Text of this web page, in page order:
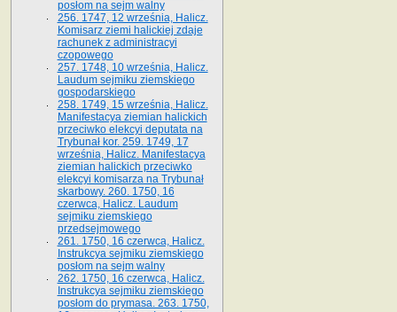
posłom na sejm walny
256. 1747, 12 września, Halicz.
Komisarz ziemi halickiej zdaje
rachunek z administracyi
czopowego
257. 1748, 10 września, Halicz.
Laudum sejmiku ziemskiego
gospodarskiego
258. 1749, 15 września, Halicz.
Manifestacya ziemian halickich
przeciwko elekcyi deputata na
Trybunał kor. 259. 1749, 17
września, Halicz. Manifestacya
ziemian halickich przeciwko
elekcyi komisarza na Trybunał
skarbowy. 260. 1750, 16
czerwca, Halicz. Laudum
sejmiku ziemskiego
przedsejmowego
261. 1750, 16 czerwca, Halicz.
Instrukcya sejmiku ziemskiego
posłom na sejm walny
262. 1750, 16 czerwca, Halicz.
Instrukcya sejmiku ziemskiego
posłom do prymasa. 263. 1750,